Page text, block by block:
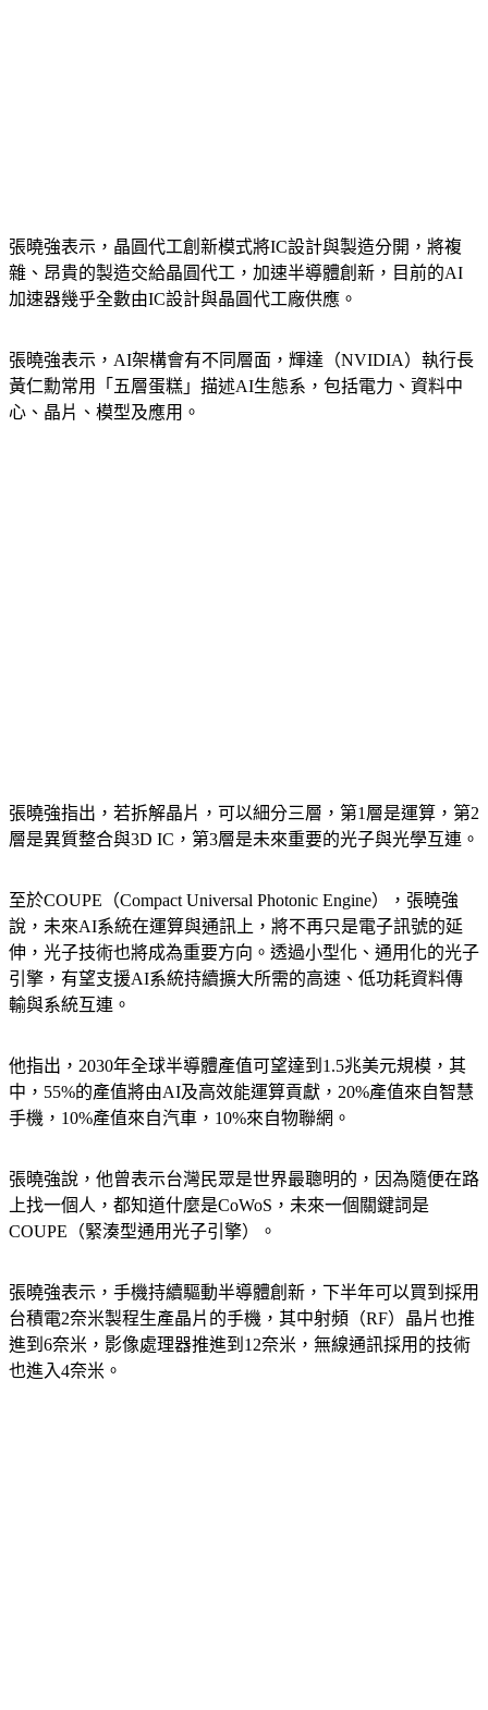
張曉強表示，晶圓代工創新模式將IC設計與製造分開，將複
雜、昂貴的製造交給晶圓代工，加速半導體創新，目前的AI
加速器幾乎全數由IC設計與晶圓代工廠供應。
張曉強表示，AI架構會有不同層面，輝達（NVIDIA）執行長
黃仁勳常用「五層蛋糕」描述AI生態系，包括電力、資料中
心、晶片、模型及應用。
張曉強指出，若拆解晶片，可以細分三層，第1層是運算，第2
層是異質整合與3D IC，第3層是未來重要的光子與光學互連。
至於COUPE（Compact Universal Photonic Engine），張曉強
說，未來AI系統在運算與通訊上，將不再只是電子訊號的延
伸，光子技術也將成為重要方向。透過小型化、通用化的光子
引擎，有望支援AI系統持續擴大所需的高速、低功耗資料傳
輸與系統互連。
他指出，2030年全球半導體產值可望達到1.5兆美元規模，其
中，55%的產值將由AI及高效能運算貢獻，20%產值來自智慧
手機，10%產值來自汽車，10%來自物聯網。
張曉強說，他曾表示台灣民眾是世界最聰明的，因為隨便在路
上找一個人，都知道什麼是CoWoS，未來一個關鍵詞是
COUPE（緊湊型通用光子引擎）。
張曉強表示，手機持續驅動半導體創新，下半年可以買到採用
台積電2奈米製程生產晶片的手機，其中射頻（RF）晶片也推
進到6奈米，影像處理器推進到12奈米，無線通訊採用的技術
也進入4奈米。